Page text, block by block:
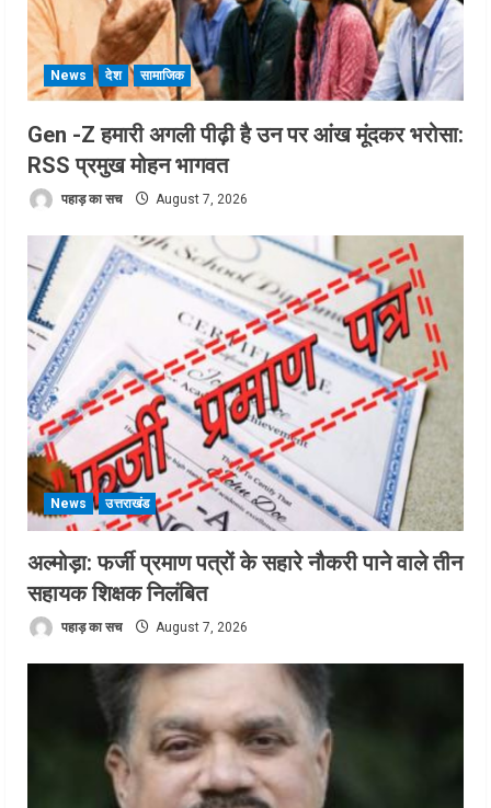
News देश सामाजिक
Gen -Z हमारी अगली पीढ़ी है उन पर आंख मूंदकर भरोसा:
RSS प्रमुख मोहन भागवत
पहाड़ का सच August 7, 2026
News उत्तराखंड
अल्मोड़ा: फर्जी प्रमाण पत्रों के सहारे नौकरी पाने वाले तीन
सहायक शिक्षक निलंबित
पहाड़ का सच August 7, 2026